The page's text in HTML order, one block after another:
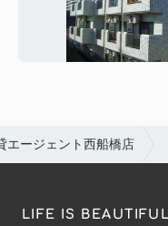
エージェント西船橋店
LIFE IS BEAUTIFUL